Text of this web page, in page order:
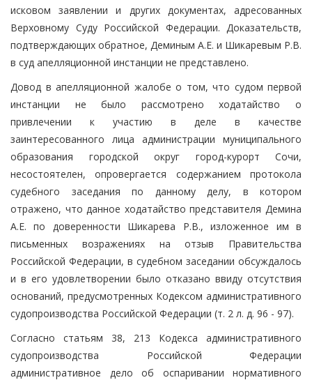
исковом заявлении и других документах, адресованных
Верховному Суду Российской Федерации. Доказательств,
подтверждающих обратное, Деминым А.Е. и Шикаревым Р.В.
в суд апелляционной инстанции не представлено.
Довод в апелляционной жалобе о том, что судом первой
инстанции не было рассмотрено ходатайство о
привлечении к участию в деле в качестве
заинтересованного лица администрации муниципального
образования городской округ город-курорт Сочи,
несостоятелен, опровергается содержанием протокола
судебного заседания по данному делу, в котором
отражено, что данное ходатайство представителя Демина
А.Е. по доверенности Шикарева Р.В., изложенное им в
письменных возражениях на отзыв Правительства
Российской Федерации, в судебном заседании обсуждалось
и в его удовлетворении было отказано ввиду отсутствия
оснований, предусмотренных Кодексом административного
судопроизводства Российской Федерации (т. 2 л. д. 96 - 97).
Согласно статьям 38, 213 Кодекса административного
судопроизводства Российской Федерации
административное дело об оспаривании нормативного